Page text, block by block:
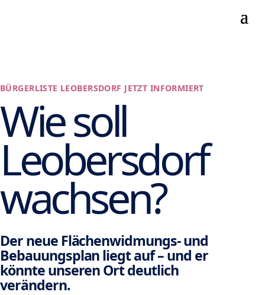
BÜRGERLISTE LEOBERSDORF JETZT INFORMIERT
Wie soll
Leobersdorf
wachsen?
Der neue Flächenwidmungs- und
Bebauungsplan liegt auf – und er
könnte unseren Ort deutlich
verändern.